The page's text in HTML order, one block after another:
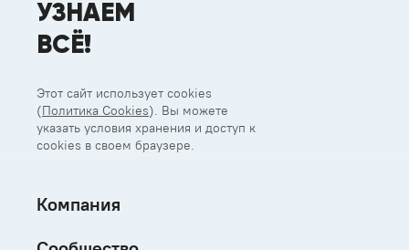
УЗНАЕМ
ВСЁ!
Этот сайт использует cookies
(Политика Cookies). Вы можете
указать условия хранения и доступ к
cookies в своем браузере.
Компания